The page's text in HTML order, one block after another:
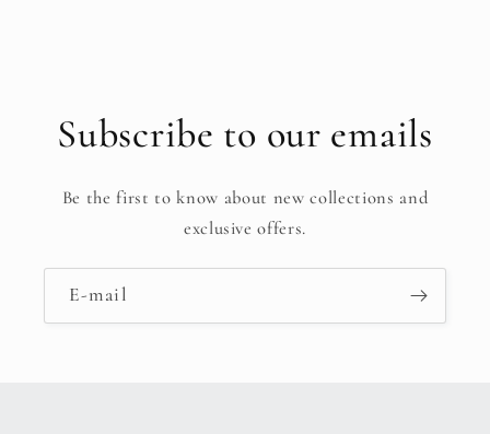
Subscribe to our emails
Be the first to know about new collections and
exclusive offers.
E-mail